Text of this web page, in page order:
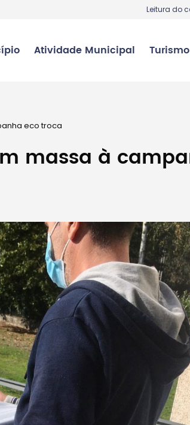
Leitura do
Atividade Municipal Turismo
eco troca
massa à